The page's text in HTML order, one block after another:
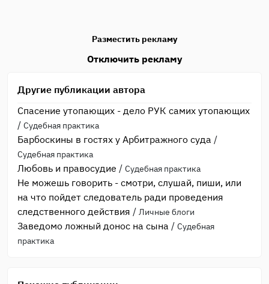
Разместить рекламу
Отключить рекламу
Другие публикации автора
Спасение утопающих - дело РУК самих утопающих
/ Судебная практика
Барбоскины в гостях у Арбитражного суда /
Судебная практика
Любовь и правосудие / Судебная практика
Не можешь говорить - смотри, слушай, пиши, или
на что пойдет следователь ради проведения
следственного действия / Личные блоги
Заведомо ложный донос на сына / Судебная
практика